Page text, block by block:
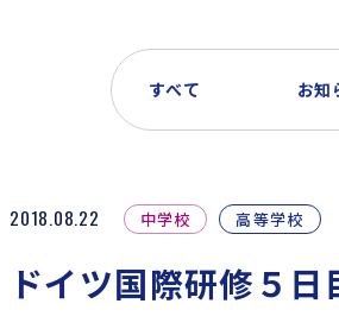
すべて お知
2018.08.22 中学校 高等学校
ドイツ国際研修５日